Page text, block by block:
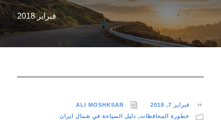
فبراير 2018
فبراير 7, 2018
ALI MOSHKSAR
خطورة المحافظات, دليل السياحة في شمال ایران